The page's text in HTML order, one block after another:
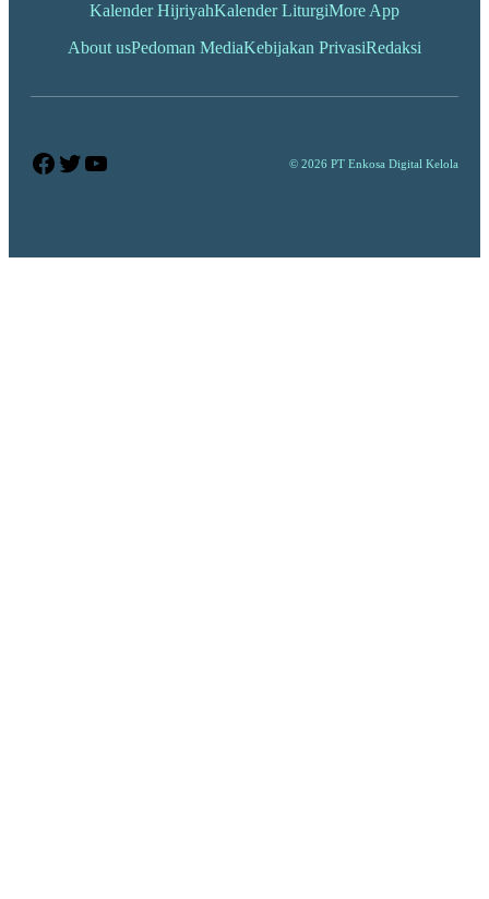
Kalender HijriyahKalender LiturgiMore App
About usPedoman MediaKebijakan PrivasiRedaksi
Facebook
Twitter
YouTube © 2026 PT Enkosa Digital Kelola